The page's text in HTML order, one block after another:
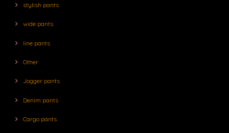
stylish pants
wide pants
line pants
Other
Jogger pants
Denim pants
Cargo pants